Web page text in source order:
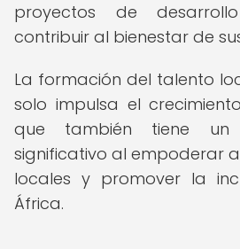
proyectos de
contribuir al bienestar de
La formación del talento
solo impulsa el
que también tiene un
significativo al empoderar
locales y promover la
África.